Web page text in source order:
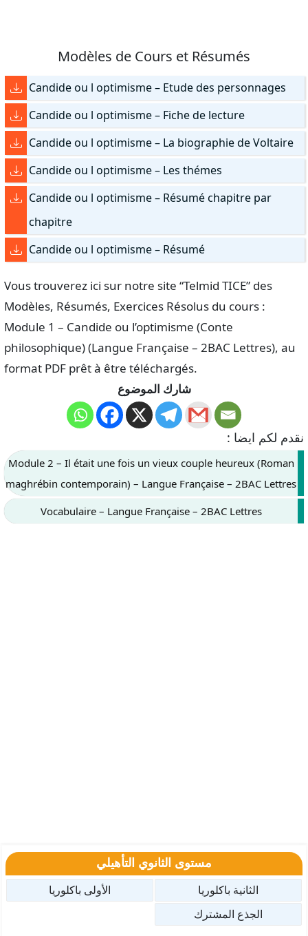
Modèles de Cours et Résumés
Candide ou l optimisme – Etude des personnages
Candide ou l optimisme – Fiche de lecture
Candide ou l optimisme – La biographie de Voltaire
Candide ou l optimisme – Les thémes
Candide ou l optimisme – Résumé chapitre par
chapitre
Candide ou l optimisme – Résumé
Vous trouverez ici sur notre site “Telmid TICE” des
Modèles, Résumés, Exercices Résolus du cours :
Module 1 – Candide ou l’optimisme (Conte
philosophique) (Langue Française – 2BAC Lettres), au
format PDF prêt à être téléchargés.
شارك الموضوع
نقدم لكم ايضا :
Module 2 – Il était une fois un vieux couple heureux (Roman
maghrébin contemporain) – Langue Française – 2BAC Lettres
Vocabulaire – Langue Française – 2BAC Lettres
مستوى الثانوي التأهيلي
الثانية باكلوريا
الأولى باكلوريا
الجذع المشترك